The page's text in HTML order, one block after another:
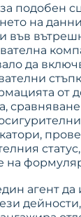
подобен
на
във
да
от
на
агент да